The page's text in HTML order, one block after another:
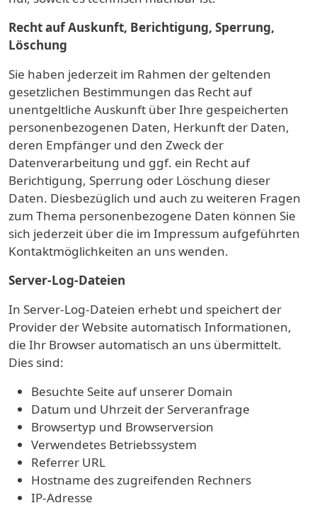
Recht auf Auskunft, Berichtigung, Sperrung,
Löschung
Sie haben jederzeit im Rahmen der geltenden
gesetzlichen Bestimmungen das Recht auf
unentgeltliche Auskunft über Ihre gespeicherten
personenbezogenen Daten, Herkunft der Daten,
deren Empfänger und den Zweck der
Datenverarbeitung und ggf. ein Recht auf
Berichtigung, Sperrung oder Löschung dieser
Daten. Diesbezüglich und auch zu weiteren Fragen
zum Thema personenbezogene Daten können Sie
sich jederzeit über die im Impressum aufgeführten
Kontaktmöglichkeiten an uns wenden.
Server-Log-Dateien
In Server-Log-Dateien erhebt und speichert der
Provider der Website automatisch Informationen,
die Ihr Browser automatisch an uns übermittelt.
Dies sind:
Besuchte Seite auf unserer Domain
Datum und Uhrzeit der Serveranfrage
Browsertyp und Browserversion
Verwendetes Betriebssystem
Referrer URL
Hostname des zugreifenden Rechners
IP-Adresse